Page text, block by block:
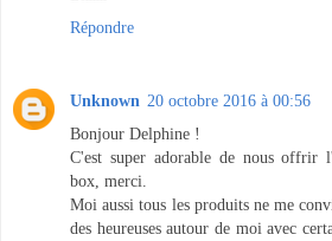
Répondre
Unknown 20 octobre 2016 à 00:56
Bonjour Delphine !
C'est super adorable de nous offrir
box, merci.
Moi aussi tous les produits ne me
des heureuses autour de moi avec